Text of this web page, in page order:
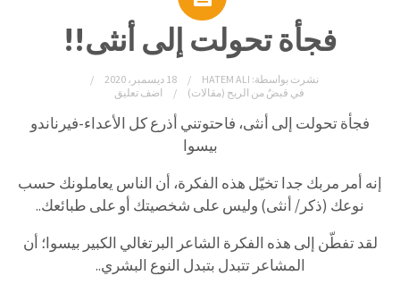
فجأة تحولت إلى أنثى!!
نشرت بواسطة: HATEM ALI
18 ديسمبر، 2020
في قبضٌ من الريح (مقالات) اضف تعليق
فجأة تحولت إلى أنثى، فاحتوتني أذرع كل الأعداء-فيرناندو
بيسوا
إنه أمر مربك جدا تخيّل هذه الفكرة، أن الناس يعاملونك حسب
نوعك (ذكر/ أنثى) وليس على شخصيتك أو على طبائعك..
لقد تفطّن إلى هذه الفكرة الشاعر البرتغالي الكبير بيسوا؛ أن
المشاعر تتبدل بتبدل النوع البشري..